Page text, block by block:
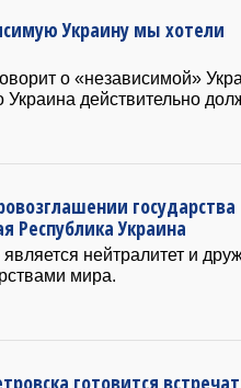
Украину мы хотели
о «независимой»
Украина действительно
государства
Республика Украина
нейтралитет и
мира.
готовится